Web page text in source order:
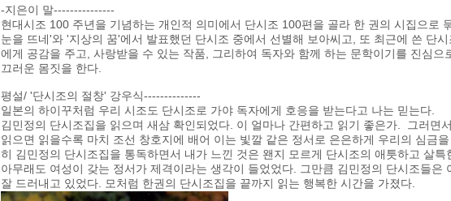
-지은이 말---------------
현대시조 100 주년을 기념하는 개인적 의미에서 단시조 100편을 골라 한 권의 시집으로
눈을 뜨네'와 '지상의 꿈'에서 발표했던 단시조 중에서 선별해 보아씨고, 또 최근에 쓴 단
에게 공감을 주고, 사랑받을 수 있는 작품, 그리하여 독자와 함께 하는 문학이기를 진심으
끄러운 몸짓을 한다.
평설/ '단시조의 절창' 강우식--------------
일본의 하이꾸처럼 우리 시조도 단시조로 가야 독자에게 호응을 받는다고 나는 믿는다.
김민정의 단시조집을 읽으며 새삼 확인되었다. 이 얼마나 간편하고 읽기 좋은가. 그러면
읽으면 읽을수록 마치 조선 창호지에 배어 이는 빛깔 같은 정서로 은은하게 우리의 심금
히 김민정의 단시조집을 통독하면서 내가 느낀 것은 왠지 모르게 단시조의 애틋하고 살특
아무래도 여성이 갖는 정서가 제격이라는 생각이 들었었다. 그만큼 김민정의 단시조들은
잘 드러내고 있었다. 모처럼 한권의 단시조집을 끝까지 읽는 행복한 시간을 가졌다.